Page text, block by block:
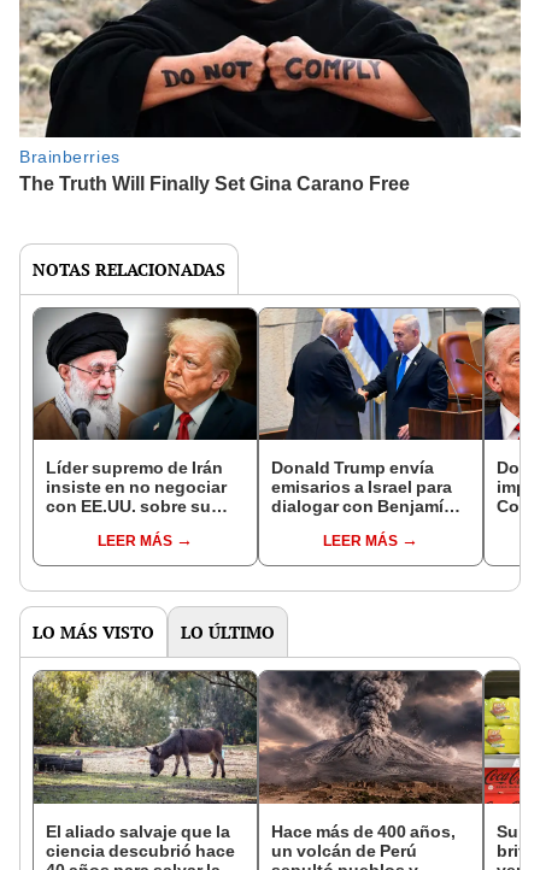
NOTAS RELACIONADAS
Líder supremo de Irán
insiste en no negociar
con EE.UU. sobre su
responde a Trump:
"Sigan soñando"
LEER MÁS
Donald Trump envía
emisarios a Israel para
dialogar con Benjamín
reciente bombardeo en
Gaza
LEER MÁS
LO MÁS VISTO LO ÚLTIMO
El aliado salvaje que la
ciencia descubrió hace
Hace más de 400 años,
un volcán de Perú